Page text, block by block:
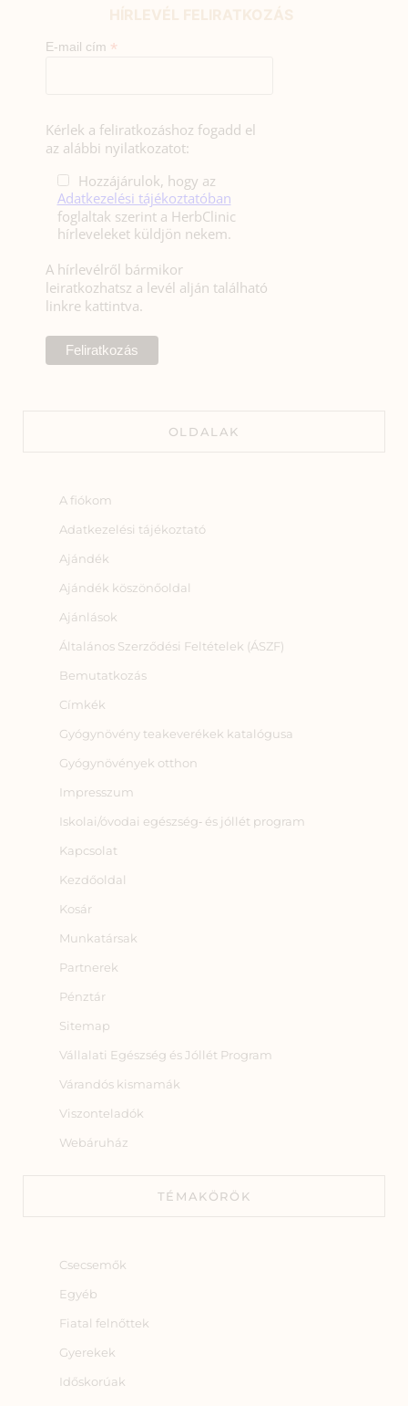
E-mail cím *
Kérlek a feliratkozáshoz fogadd el
az alábbi nyilatkozatot:
Hozzájárulok, hogy az
Adatkezelési tájékoztatóban
foglaltak szerint a HerbClinic
hírleveleket küldjön nekem.
A hírlevélről bármikor
leiratkozhatsz a levél alján található
linkre kattintva.
OLDALAK
A fiókom
Adatkezelési tájékoztató
Ajándék
Ajándék köszönőoldal
Ajánlások
Általános Szerződési Feltételek (ÁSZF)
Bemutatkozás
Címkék
Gyógynövény teakeverékek katalógusa
Gyógynövények otthon
Impresszum
Iskolai/óvodai egészség‑ és jóllét program
Kapcsolat
Kezdőoldal
Kosár
Munkatársak
Partnerek
Pénztár
Sitemap
Vállalati Egészség és Jóllét Program
Várandós kismamák
Viszonteladók
Webáruház
TÉMAKÖRÖK
Csecsemők
Egyéb
Fiatal felnőttek
Gyerekek
Időskorúak